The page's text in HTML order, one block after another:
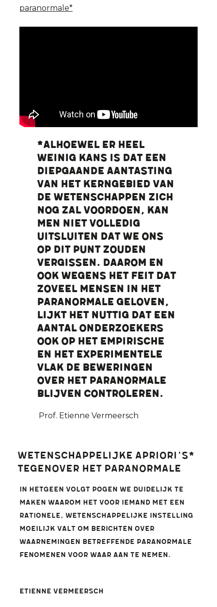
paranormale*
*Alhoewel er heel
weinig kans is dat een
diepgaande aantasting
van het kerngebied van
de wetenschappen zich
nog zal voordoen, kan
men niet volledig
uitsluiten dat we ons
op dit punt zouden
vergissen. Daarom en
ook wegens het feit dat
zoveel mensen in het
paranormale geloven,
lijkt het nuttig dat een
aantal onderzoekers
ook op het empirische
en het experimentele
vlak de beweringen
over het paranormale
blijven controleren.
Prof. Etienne Vermeersch
Wetenschappelijke apriori's*
tegenover het paranormale
In hetgeen volgt pogen we duidelijk te
maken waarom het voor iemand met een
rationele, wetenschappelijke instelling
moeilijk valt om berichten over
waarnemingen betreffende paranormale
fenomenen voor waar aan te nemen.
Etienne Vermeersch